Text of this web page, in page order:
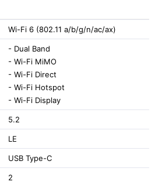
Wi-Fi 6 (802.11 a/b/g/n/ac/ax)
- Dual Band
- Wi-Fi MiMO
- Wi-Fi Direct
- Wi-Fi Hotspot
- Wi-Fi Display
5.2
LE
USB Type-C
2